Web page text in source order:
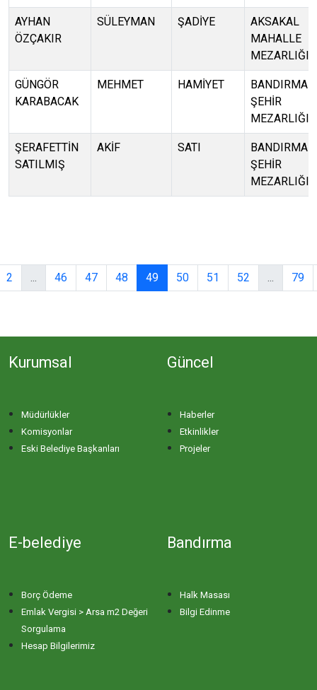
AYHAN
ÖZÇAKIR
SÜLEYMAN ŞADİYE
AKSAKAL
MAHALLE
MEZARLIĞI
GÜNGÖR
KARABACAK
MEHMET HAMİYET
BANDIRMA
ŞEHİR
MEZARLIĞI
ŞERAFETTİN
SATILMIŞ
AKİF SATI
BANDIRMA
ŞEHİR
MEZARLIĞI
2 46 47 48 49 50 51 52 79
Kurumsal
Müdürlükler
Komisyonlar
Eski Belediye Başkanları
Güncel
Haberler
Etkinlikler
Projeler
E-belediye
Borç Ödeme
Emlak Vergisi > Arsa m2 Değeri
Sorgulama
Hesap Bilgilerimiz
Bandırma
Halk Masası
Bilgi Edinme